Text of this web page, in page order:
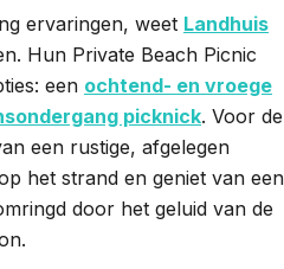
ervaringen, weet Landhuis
Hun Private Beach Picnic
een ochtend- en vroege
picknick. Voor de
een rustige, afgelegen
het strand en geniet van een
door het geluid van de